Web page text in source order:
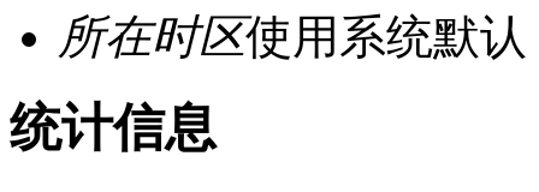
所在时区使用系统默认
统计信息